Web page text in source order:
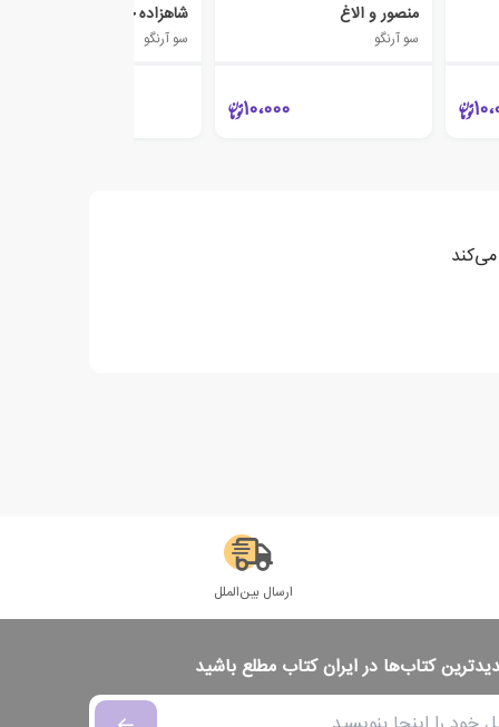
منصور و الاغ
سو آرنگو
10،000
شاهزاده خانم و نخود فرنگی
سو آرنگو
ارسال بین‌الملل
کتاب‌ها در ایران کتاب مطلع باشید